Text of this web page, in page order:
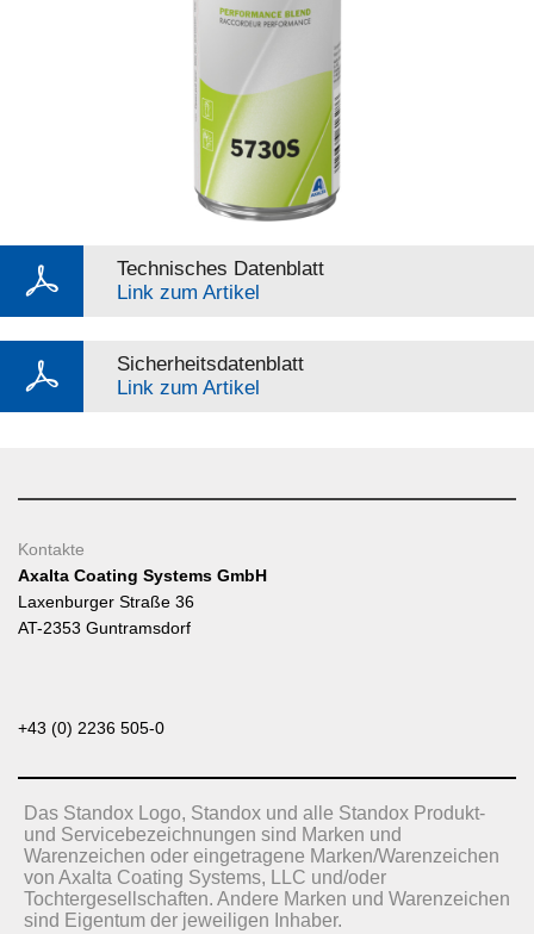
Technisches Datenblatt
Link zum Artikel
Sicherheitsdatenblatt
Link zum Artikel
Kontakte
Axalta Coating Systems GmbH
Laxenburger Straße 36
AT-2353 Guntramsdorf
+43 (0) 2236 505-0
Das Standox Logo, Standox und alle Standox Produkt-
und Servicebezeichnungen sind Marken und
Warenzeichen oder eingetragene Marken/Warenzeichen
von Axalta Coating Systems, LLC und/oder
Tochtergesellschaften. Andere Marken und Warenzeichen
sind Eigentum der jeweiligen Inhaber.